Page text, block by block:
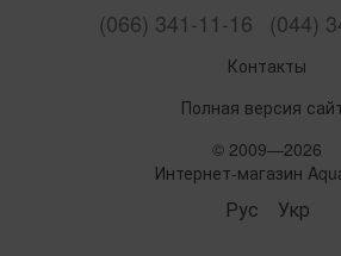
(066) 341-11-16 (044)
Контакты
Полная версия
© 2009—2026
Интернет-магазин
Рус Укр